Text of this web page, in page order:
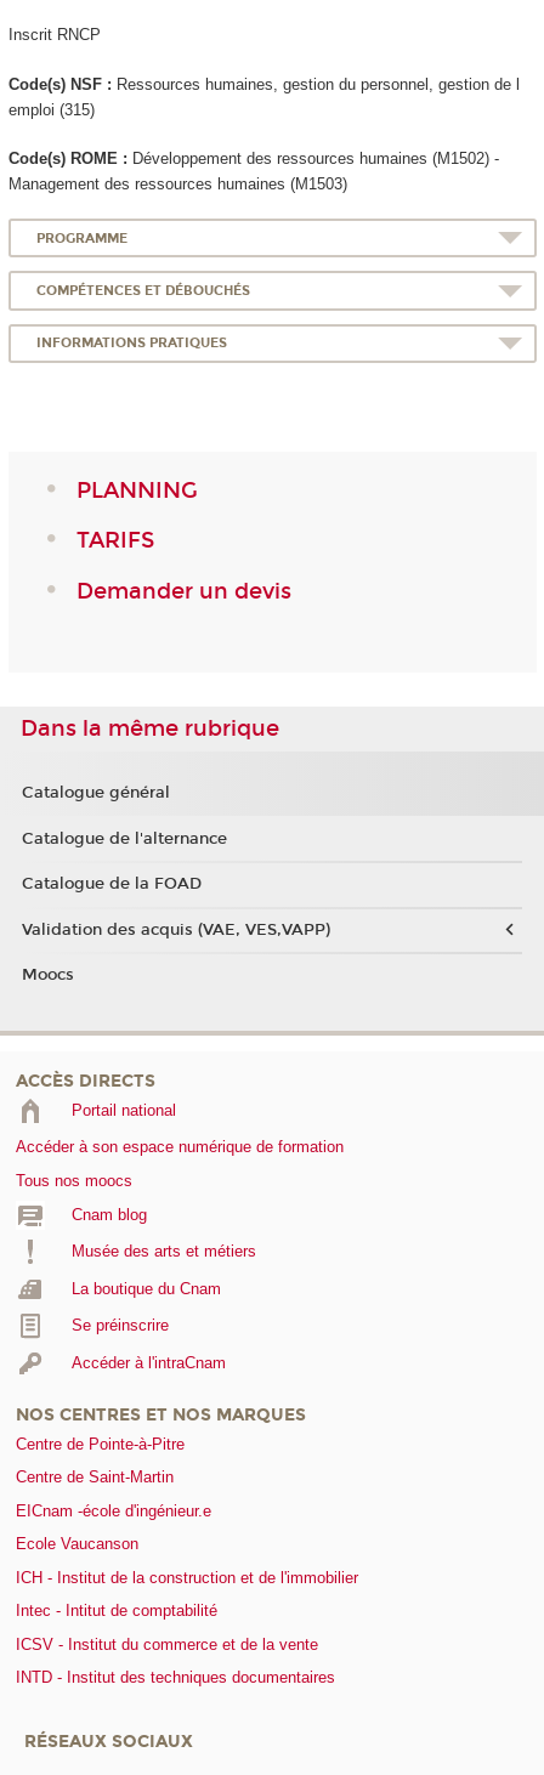
Inscrit RNCP
Code(s) NSF : Ressources humaines, gestion du personnel, gestion de l
emploi (315)
Code(s) ROME : Développement des ressources humaines (M1502) -
Management des ressources humaines (M1503)
PROGRAMME
COMPÉTENCES ET DÉBOUCHÉS
INFORMATIONS PRATIQUES
PLANNING
TARIFS
Demander un devis
Dans la même rubrique
Catalogue général
Catalogue de l'alternance
Catalogue de la FOAD
Validation des acquis (VAE, VES,VAPP)
Moocs
ACCÈS DIRECTS
Portail national
Accéder à son espace numérique de formation
Tous nos moocs
Cnam blog
Musée des arts et métiers
La boutique du Cnam
Se préinscrire
Accéder à l'intraCnam
NOS CENTRES ET NOS MARQUES
Centre de Pointe-à-Pitre
Centre de Saint-Martin
EICnam -école d'ingénieur.e
Ecole Vaucanson
ICH - Institut de la construction et de l'immobilier
Intec - Intitut de comptabilité
ICSV - Institut du commerce et de la vente
INTD - Institut des techniques documentaires
RÉSEAUX SOCIAUX